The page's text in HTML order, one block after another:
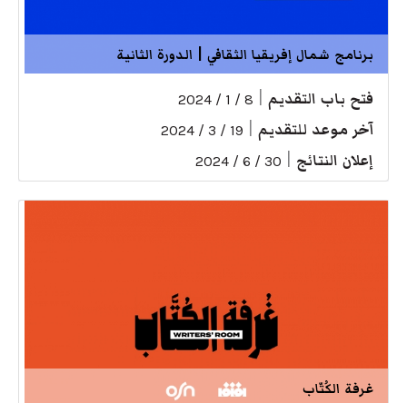
برنامج شمال إفريقيا الثقافي | الدورة الثانية
فتح باب التقديم 8 / 1 / 2024
آخر موعد للتقديم 19 / 3 / 2024
إعلان النتائج 30 / 6 / 2024
غرفة الكُتّاب